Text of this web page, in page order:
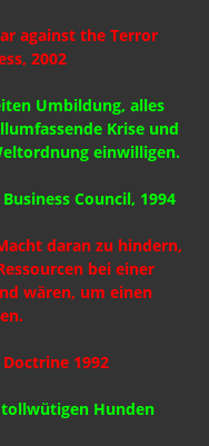
against the Terror
2002
Umbildung, alles
Krise und
einwilligen.
Council, 1994
daran zu hindern,
bei einer
wären, um einen
1992
Hunden